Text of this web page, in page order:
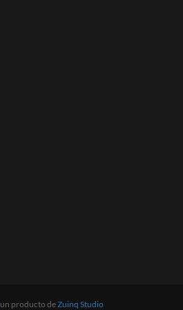
, un producto deZuinq Studio